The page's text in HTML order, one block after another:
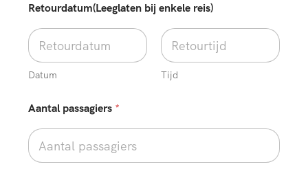
u
*
*
Retourdatum(Leeglaten bij enkele reis)
Datum Tijd
Aantal passagiers *